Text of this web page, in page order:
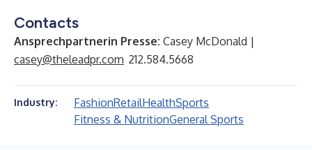
Contacts
Ansprechpartnerin Presse: Casey McDonald |
casey@theleadpr.com 212.584.5668
Industry: FashionRetailHealthSports
Fitness & NutritionGeneral Sports